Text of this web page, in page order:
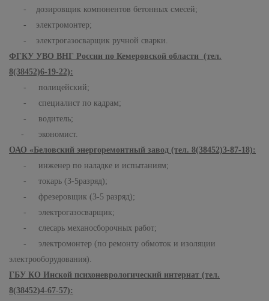
- дозировщик компонентов бетонных смесей;
- электромонтер;
- электрогазосварщик ручной сварки.
ФГКУ УВО ВНГ России по Кемеровской области (тел.
8(38452)6-19-22):
- полицейский;
- специалист по кадрам;
- водитель;
- экономист.
ОАО «Беловский энергоремонтный завод (тел. 8(38452)3-87-18):
- инженер по наладке и испытаниям;
- токарь (3-5разряд);
- фрезеровщик (3-5 разряд);
- электрогазосварщик;
- слесарь механосборочных работ;
- электромонтер (по ремонту обмоток и изоляции
электрооборудования).
ГБУ КО Инской психоневрологический интернат (тел.
8(38452)4-67-57):